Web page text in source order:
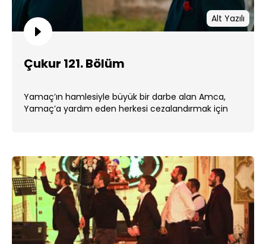
Alt Yazılı
Çukur 121. Bölüm
Yamaç’ın hamlesiyle büyük bir darbe alan Amca,
Yamaç’a yardım eden herkesi cezalandırmak için